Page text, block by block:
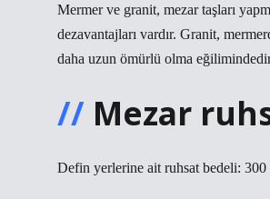
Mermer ve granit, mezar taşları
dezavantajları vardır. Granit,
daha uzun ömürlü olma
Mezar
Defin yerlerine ait ruhsat bedeli: